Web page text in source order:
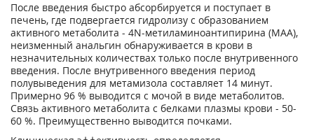
После введения быстро абсорбируется и поступает в
печень, где подвергается гидролизу с образованием
активного метаболита - 4N-метиламиноантипирина (МАА),
неизменный анальгин обнаруживается в крови в
незначительных количествах только после внутривенного
введения. После внутривенного введения период
полувыведения для метамизола составляет 14 минут.
Примерно 96 % выводится с мочой в виде метаболитов.
Связь активного метаболита с белками плазмы крови - 50-
60 %. Преимущественно выводится почками.